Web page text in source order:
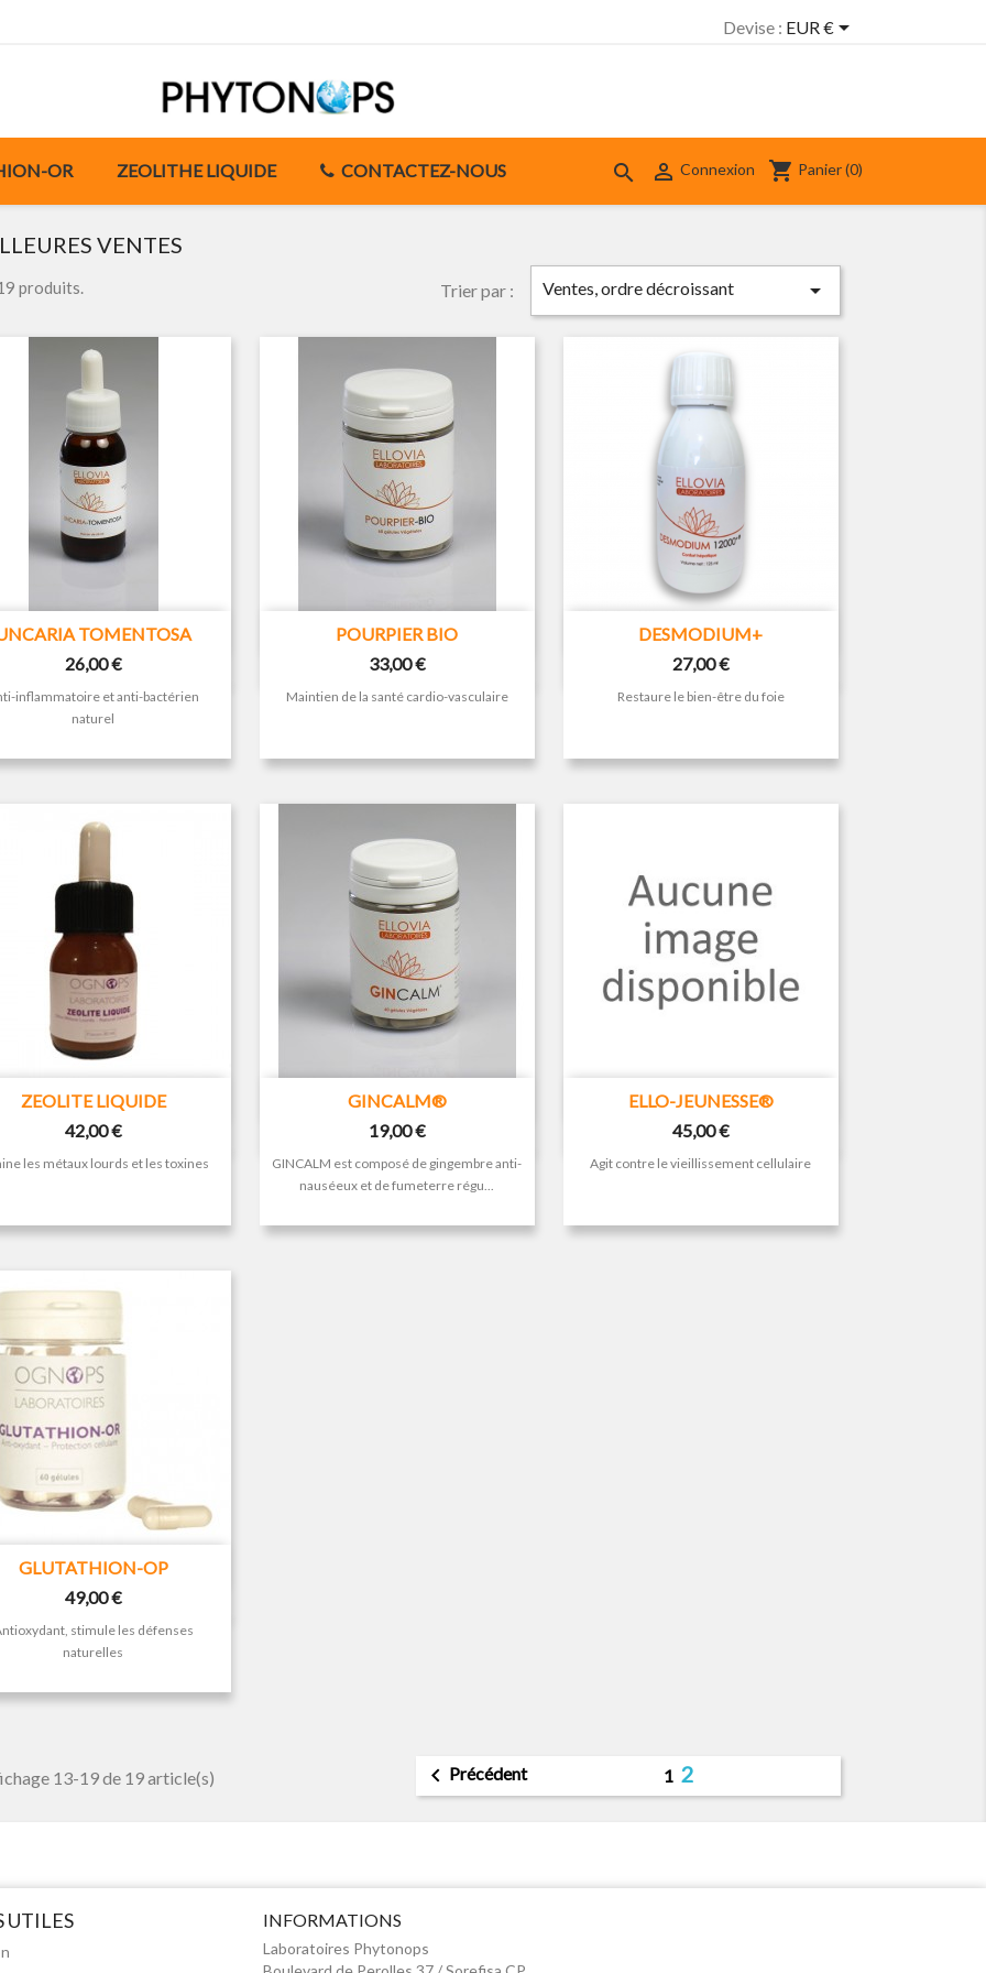
Devise : EUR €
OR ZEOLITHE LIQUIDE CONTACTEZ-NOUS   Connexion shopping_cart Panier(0)
VENTES
produits. Trier par : Ventes, ordre décroissant 
TOMENTOSA
Prix
26,00 €
inflammatoire et anti-bactérien
naturel
Aperçu rapide
POURPIER BIO
Prix
33,00 €
Maintien de la santé cardio-vasculaire
Aperçu rapide
DESMODIUM+
Prix
27,00 €
Restaure le bien-être du foie
Aperçu rapide
ZEOLITE LIQUIDE
Prix
42,00 €
les métaux lourds et les toxines
Aperçu rapide
GINCALM®
Prix
19,00 €
GINCALM est composé de gingembre anti-
nauséeux et de fumeterre régu...
Aperçu rapide
ELLO-JEUNESSE®
Prix
45,00 €
Agit contre le vieillissement cellulaire
Aperçu rapide
GLUTATHION-OP
Prix
49,00 €
stimule les défenses
naturelles
Aperçu rapide
13-19 de 19 article(s)  Précédent 1 2
UTILES INFORMATIONS
Laboratoires Phytonops